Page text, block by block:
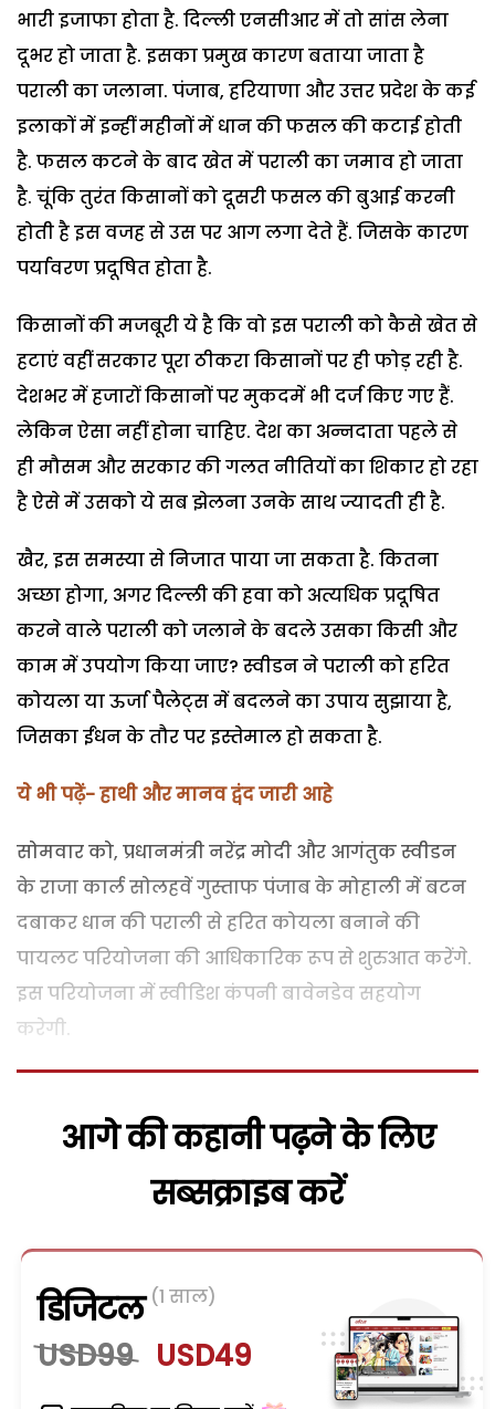
भारी इजाफा होता है. दिल्ली एनसीआर में तो सांस लेना
दूभर हो जाता है. इसका प्रमुख कारण बताया जाता है
पराली का जलाना. पंजाब, हरियाणा और उत्तर प्रदेश के कई
इलाकों में इन्हीं महीनों में धान की फसल की कटाई होती
है. फसल कटने के बाद खेत में पराली का जमाव हो जाता
है. चूंकि तुरंत किसानों को दूसरी फसल की बुआई करनी
होती है इस वजह से उस पर आग लगा देते हैं. जिसके कारण
पर्यावरण प्रदूषित होता है.
किसानों की मजबूरी ये है कि वो इस पराली को कैसे खेत से
हटाएं वहीं सरकार पूरा ठीकरा किसानों पर ही फोड़ रही है.
देशभर में हजारों किसानों पर मुकदमें भी दर्ज किए गए हैं.
लेकिन ऐसा नहीं होना चाहिए. देश का अन्नदाता पहले से
ही मौसम और सरकार की गलत नीतियों का शिकार हो रहा
है ऐसे में उसको ये सब झेलना उनके साथ ज्यादती ही है.
खैर, इस समस्या से निजात पाया जा सकता है. कितना
अच्छा होगा, अगर दिल्ली की हवा को अत्यधिक प्रदूषित
करने वाले पराली को जलाने के बदले उसका किसी और
काम में उपयोग किया जाए? स्वीडन ने पराली को हरित
कोयला या ऊर्जा पैलेट्स में बदलने का उपाय सुझाया है,
जिसका ईंधन के तौर पर इस्तेमाल हो सकता है.
ये भी पढ़ें- हाथी और मानव द्वंद जारी आहे
सोमवार को, प्रधानमंत्री नरेंद्र मोदी और आगंतुक स्वीडन
के राजा कार्ल सोलहवें गुस्ताफ पंजाब के मोहाली में बटन
दबाकर धान की पराली से हरित कोयला बनाने की
पायलट परियोजना की आधिकारिक रूप से शुरुआत करेंगे.
इस परियोजना में स्वीडिश कंपनी बावेनडेव सहयोग
करेगी.
आगे की कहानी पढ़ने के लिए
सब्सक्राइब करें
डिजिटल (1 साल)
USD99 USD49